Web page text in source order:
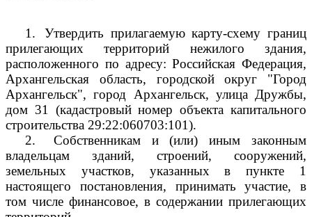
1.
Утвердить прилагаемую карту-схему границ
прилегающих территорий нежилого здания,
расположенного по адресу: Российская Федерация,
Архангельская область, городской округ "Город
Архангельск", город Архангельск, улица Дружбы,
дом 31 (кадастровый номер объекта капитального
строительства 29:22:060703:101).
2.
Собственникам и (или) иным законным
владельцам зданий, строений, сооружений,
земельных участков, указанных в пункте 1
настоящего постановления, принимать участие, в
том числе финансовое, в содержании прилегающих